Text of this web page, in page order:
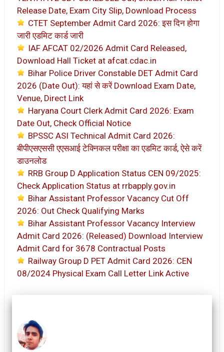
Release Date, Exam City Slip, Download Process
CTET September Admit Card 2026: इस दिन होगा
जारी एडमिट कार्ड जारी
IAF AFCAT 02/2026 Admit Card Released,
Download Hall Ticket at afcat.cdac.in
Bihar Police Driver Constable DET Admit Card
2026 (Date Out): यहां से करें Download Exam Date,
Venue, Direct Link
Haryana Court Clerk Admit Card 2026: Exam
Date Out, Check Official Notice
BPSSC ASI Technical Admit Card 2026:
बीपीएसएससी एएसआई टेक्निकल परीक्षा का एडमिट कार्ड, ऐसे करें
डाउनलोड
RRB Group D Application Status CEN 09/2025:
Check Application Status at rrbapply.gov.in
Bihar Assistant Professor Vacancy Cut Off
2026: Out Check Qualifying Marks
Bihar Assistant Professor Vacancy Interview
Admit Card 2026: (Released) Download Interview
Admit Card for 3678 Contractual Posts
Railway Group D PET Admit Card 2026: CEN
08/2024 Physical Exam Call Letter Link Active